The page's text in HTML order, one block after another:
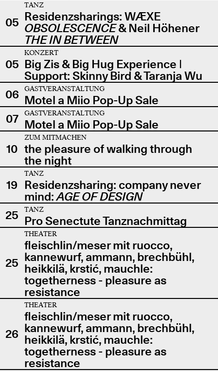
05
TANZ
Residenzsharings: WÆXE
OBSOLESCENCE& Neil Höhener
THE IN BETWEEN
05
KONZERT
Big Zis & Big Hug Experience |
Support: Skinny Bird & Taranja Wu
06
GASTVERANSTALTUNG
Motel a Miio Pop-Up Sale
07
GASTVERANSTALTUNG
Motel a Miio Pop-Up Sale
10
ZUM MITMACHEN
the pleasure of walking through
the night
19
TANZ
Residenzsharing: company never
mind:AGE OF DESIGN
25
TANZ
Pro Senectute Tanznachmittag
25
THEATER
fleischlin/meser mit ruocco,
kannewurf, ammann, brechbühl,
heikkilä, krstić, mauchle:
togetherness - pleasure as
resistance
26
THEATER
fleischlin/meser mit ruocco,
kannewurf, ammann, brechbühl,
heikkilä, krstić, mauchle:
togetherness - pleasure as
resistance